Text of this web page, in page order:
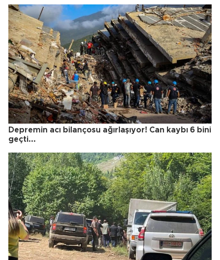
Depremin acı bilançosu ağırlaşıyor! Can kaybı 6 bini
geçti...